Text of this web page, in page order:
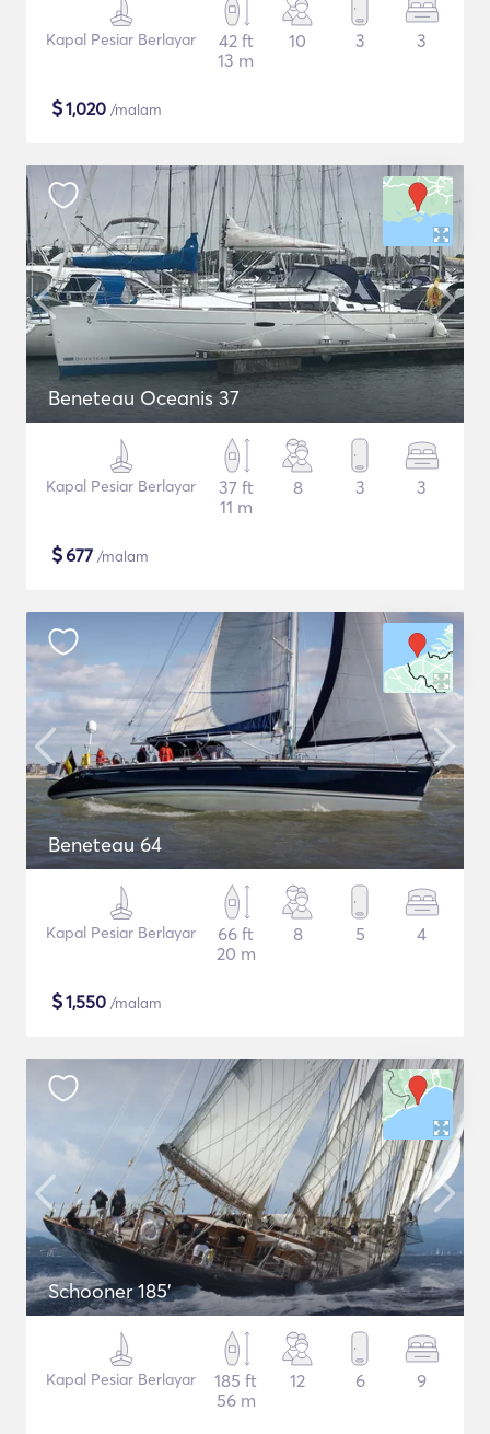
Kapal Pesiar Berlayar
42 ft
13 m
10 3 3
$1,020 /malam
Beneteau Oceanis 37
Kapal Pesiar Berlayar
37 ft
11 m
8 3 3
$677 /malam
Beneteau 64
Kapal Pesiar Berlayar
66 ft
20 m
8 5 4
$1,550 /malam
Schooner 185'
Kapal Pesiar Berlayar
185 ft
56 m
12 6 9